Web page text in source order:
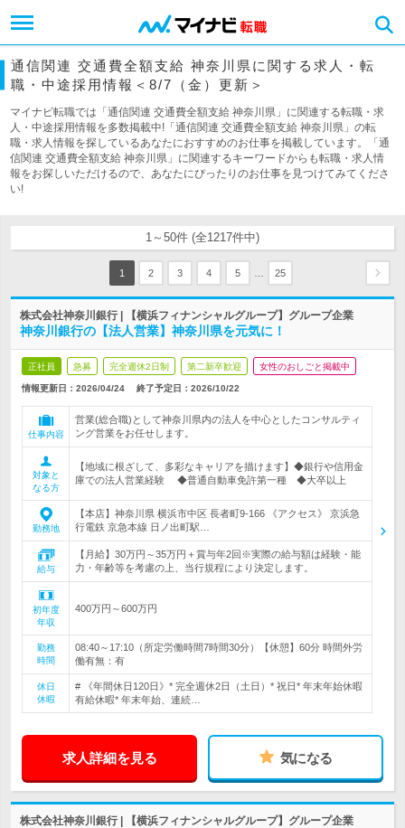
通信関連 交通費全額支給 神奈川県に関する求人・転
職・中途採用情報＜8/7（金）更新＞
マイナビ転職では「通信関連 交通費全額支給 神奈川県」に関連する転職・求
人・中途採用情報を多数掲載中!「通信関連 交通費全額支給 神奈川県」の転
職・求人情報を探しているあなたにおすすめのお仕事を掲載しています。「通
信関連 交通費全額支給 神奈川県」に関連するキーワードからも転職・求人情
報をお探しいただけるので、あなたにぴったりのお仕事を見つけてみてくださ
い!
1～50件 (全1217件中)
1 2 3 4 5 25
株式会社神奈川銀行 | 【横浜フィナンシャルグループ】グループ企業
神奈川銀行の【法人営業】神奈川県を元気に！
正社員 急募 完全週休2日制 第二新卒歓迎 女性のおしごと掲載中
情報更新日：2026/04/24 終了予定日： 2026/10/22
仕事内容
営業(総合職)として神奈川県内の法人を中心としたコンサルティ
ング営業をお任せします。
対象と
なる方
【地域に根ざして、多彩なキャリアを描けます】◆銀行や信用金
庫での法人営業経験 ◆普通自動車免許第一種 ◆大卒以上
勤務地
【本店】神奈川県 横浜市中区 長者町9-166 《アクセス》 京浜急
行電鉄 京急本線 日ノ出町駅…
給与
【月給】30万円～35万円＋賞与年2回※実際の給与額は経験・能
力・年齢等を考慮の上、当行規程により決定します。
初年度
年収
400万円～600万円
勤務
時間
08:40～17:10（所定労働時間7時間30分）【休憩】60分 時間外労
働有無：有
休日
休暇
# 《年間休日120日》* 完全週休2日（土日）* 祝日* 年末年始休暇
有給休暇* 年末年始、連続…
求人詳細を見る 気になる
株式会社神奈川銀行 | 【横浜フィナンシャルグループ】グループ企業